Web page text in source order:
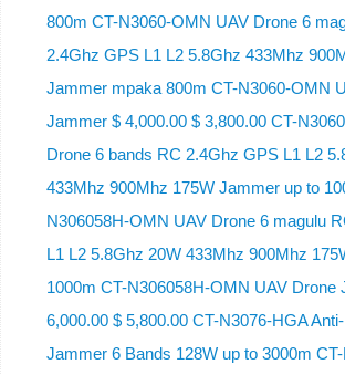
800m CT-N3060-OMN UAV Drone 6
2.4Ghz GPS L1 L2 5.8Ghz 433Mhz
Jammer mpaka 800m CT-N3060-OMN
Jammer $ 4,000.00 $ 3,800.00 CT-
Drone 6 bands RC 2.4Ghz GPS L1 L2
433Mhz 900Mhz 175W Jammer up to
N306058H-OMN UAV Drone 6 magulu
L1 L2 5.8Ghz 20W 433Mhz 900Mhz
1000m CT-N306058H-OMN UAV Drone
6,000.00 $ 5,800.00 CT-N3076-HGA
Jammer 6 Bands 128W up to 3000m